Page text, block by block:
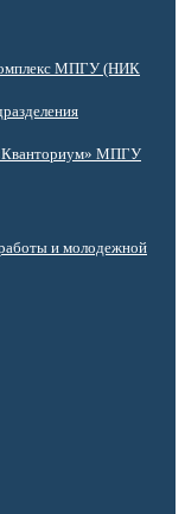
МПГУ (НИК
МПГУ
и молодежной